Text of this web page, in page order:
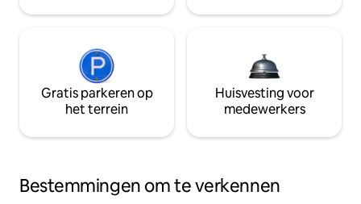
Gratis parkeren op
het terrein
Huisvesting voor
medewerkers
Bestemmingen om te verkennen